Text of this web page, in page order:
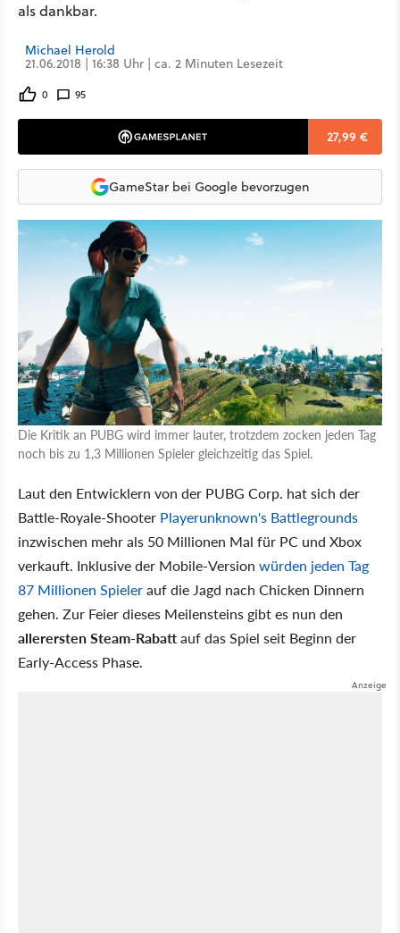
als dankbar.
Michael Herold
21.06.2018 | 16:38 Uhr | ca. 2 Minuten Lesezeit
0 95
27,99 €
GameStar bei Google bevorzugen
Die Kritik an PUBG wird immer lauter, trotzdem zocken jeden Tag
noch bis zu 1,3 Millionen Spieler gleichzeitig das Spiel.
Laut den Entwicklern von der PUBG Corp. hat sich der
Battle-Royale-Shooter Playerunknown's Battlegrounds
inzwischen mehr als 50 Millionen Mal für PC und Xbox
verkauft. Inklusive der Mobile-Version würden jeden Tag
87 Millionen Spielerauf die Jagd nach Chicken Dinnern
gehen. Zur Feier dieses Meilensteins gibt es nun den
allerersten Steam-Rabattauf das Spiel seit Beginn der
Early-Access Phase.